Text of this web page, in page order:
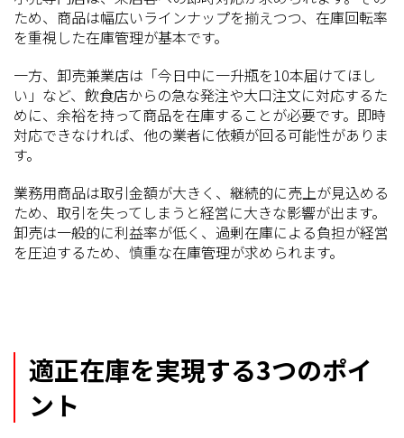
ため、商品は幅広いラインナップを揃えつつ、在庫回転率
を重視した在庫管理が基本です。
一方、卸売兼業店は「今日中に一升瓶を10本届けてほし
い」など、飲食店からの急な発注や大口注文に対応するた
めに、余裕を持って商品を在庫することが必要です。即時
対応できなければ、他の業者に依頼が回る可能性がありま
す。
業務用商品は取引金額が大きく、継続的に売上が見込める
ため、取引を失ってしまうと経営に大きな影響が出ます。
卸売は一般的に利益率が低く、過剰在庫による負担が経営
を圧迫するため、慎重な在庫管理が求められます。
適正在庫を実現する3つのポイ
ント